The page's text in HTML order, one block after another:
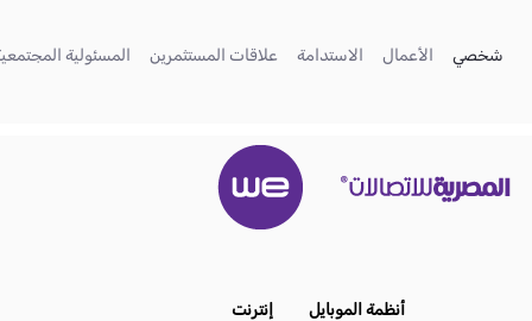
شخصي
الأعمال الاستدامة
(current) علاقات المستثمرين
(current) المسئولية
أنظمة الموبايل
إنترنت